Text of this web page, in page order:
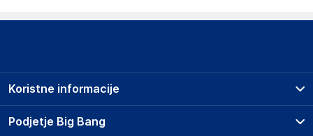
Podatki o proizvajalcu
Sim Technology Srl
Italy
Podjetje Big Bang
Koristne informacije
Prodajna mesta